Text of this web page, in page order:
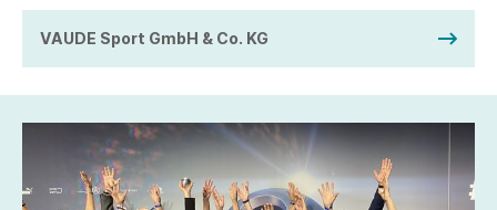
VAUDE Sport GmbH & Co. KG